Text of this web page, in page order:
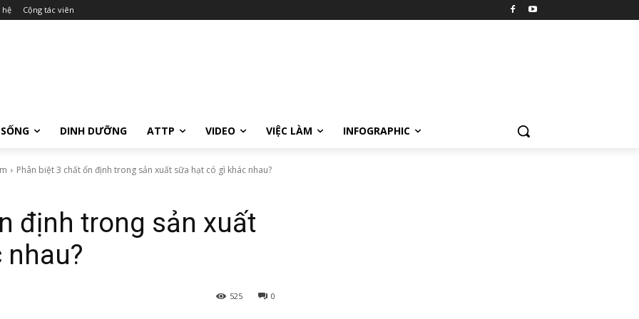
hệ Cộng tác viên
DINH DƯỠNG ATTP VIDEO VIỆC LÀM INFOGRAPHIC
Phân biệt 3 chất ổn định trong sản xuất sữa hạt có gì khác nhau?
định trong sản xuất
0
525